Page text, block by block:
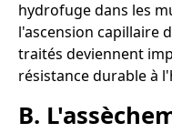
hydrofuge dans les
l'ascension capillaire
traités deviennent
résistance durable à
B.